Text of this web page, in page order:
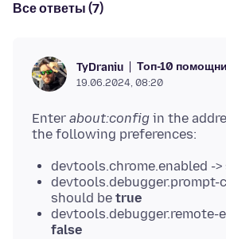
Все ответы (7)
TyDraniu Топ-10
19.06.2024, 08:20
Enter about:config in the
devtools.chrome.enabled -
devtools.debugger.prompt-
should be true
devtools.debugger.remote-
false